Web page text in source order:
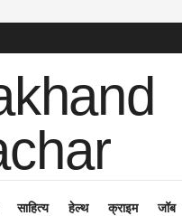
साहित्य हेल्थ क्राइम जॉब